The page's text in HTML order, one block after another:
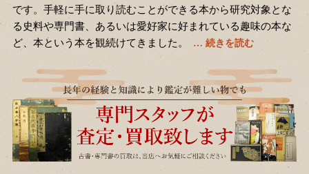
です。手軽に手に取り読むことができる本から研究対象とな
る史料や専門書、あるいは愛好家に好まれている趣味の本な
ど、本という本を観続けてきました。